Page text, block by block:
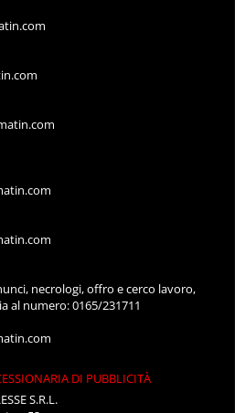
necrologi, offro e cerco lavoro,
al numero: 0165/231711
DI PUBBLICITÀ
S.R.L.